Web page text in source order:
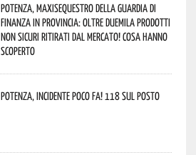
Potenza, maxisequestro della Guardia di
Finanza in provincia: oltre duemila prodotti
non sicuri ritirati dal mercato! Cosa hanno
scoperto
Potenza, incidente poco fa! 118 sul posto